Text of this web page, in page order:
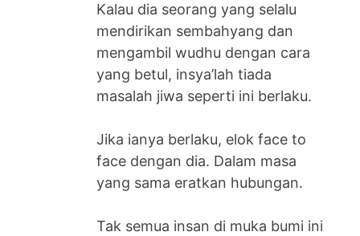
Kalau dia seorang yang selalu
mendirikan sembahyang dan
mengambil wudhu dengan cara
yang betul, insya’lah tiada
masalah jiwa seperti ini berlaku.
Jika ianya berlaku, elok face to
face dengan dia. Dalam masa
yang sama eratkan hubungan.
Tak semua insan di muka bumi ini